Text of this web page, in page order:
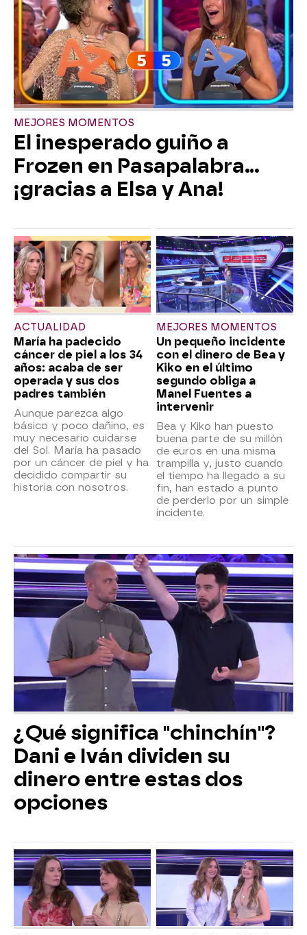
MEJORES MOMENTOS
El inesperado guiño a
Frozen en Pasapalabra…
¡gracias a Elsa y Ana!
ACTUALIDAD
María ha padecido
cáncer de piel a los 34
años: acaba de ser
operada y sus dos
padres también
Aunque parezca algo
básico y poco dañino, es
muy necesario cuidarse
del Sol. María ha pasado
por un cáncer de piel y ha
decidido compartir su
historia con nosotros.
MEJORES MOMENTOS
Un pequeño incidente
con el dinero de Bea y
Kiko en el último
segundo obliga a
Manel Fuentes a
intervenir
Bea y Kiko han puesto
buena parte de su millón
de euros en una misma
trampilla y, justo cuando
el tiempo ha llegado a su
fin, han estado a punto
de perderlo por un simple
incidente.
¿Qué significa "chinchín"?
Dani e Iván dividen su
dinero entre estas dos
opciones